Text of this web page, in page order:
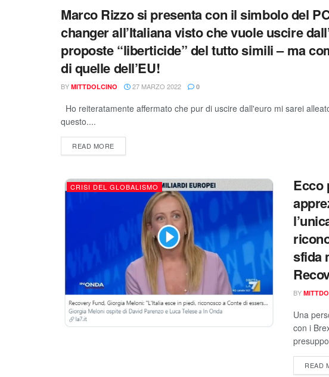
CRISI DEL GLOBALISMO
Marco Rizzo si presenta con il simbolo del
changer all’Italiana visto che vuole uscire
proposte “liberticide” del tutto simili – ma
di quelle dell’EU!
BY MITTDOLCINO 27 MARZO 2022 0
Ho reiteratamente affermato che pur di uscire dall'euro mi sarei
questo....
READ MORE
CRISI DEL GLOBALISMO
Ecco
sfida
BY
Una
con i
READ